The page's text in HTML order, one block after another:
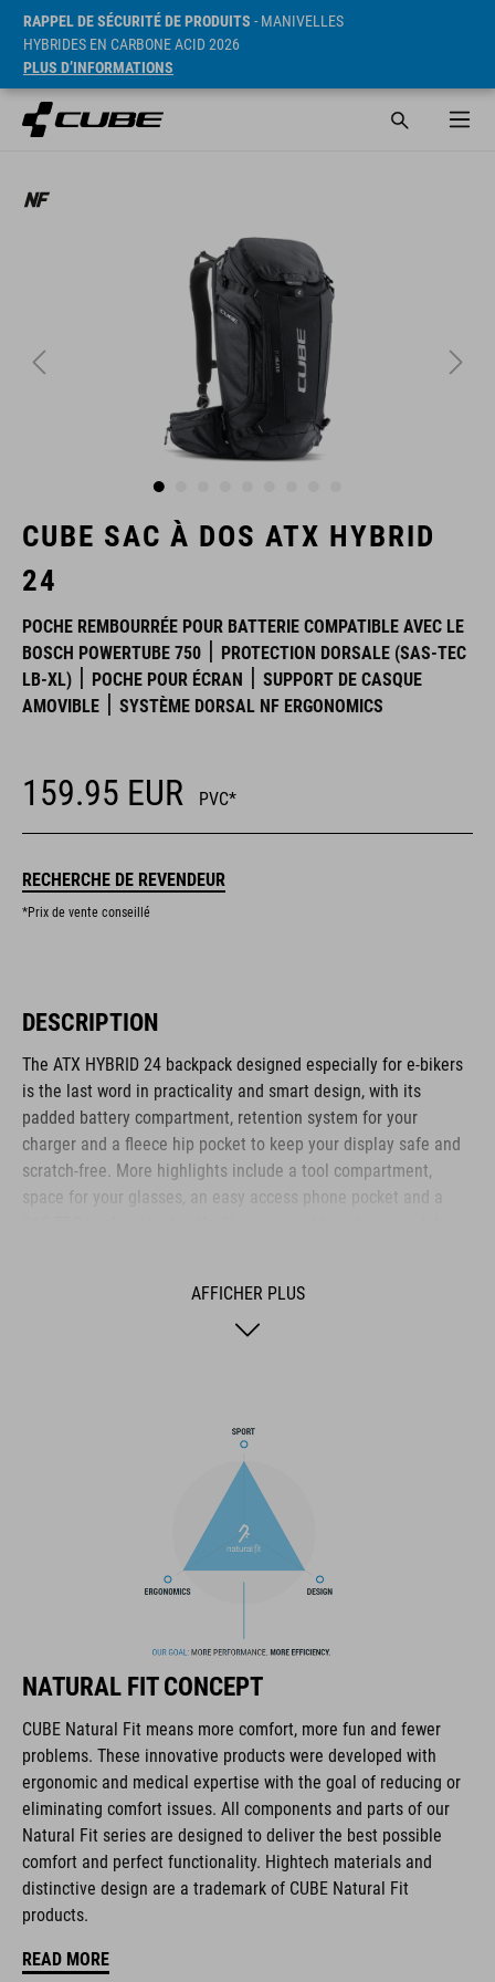
RAPPEL DE SÉCURITÉ DE PRODUITS - MANIVELLES
HYBRIDES EN CARBONE ACID 2026
PLUS D’INFORMATIONS
CUBE SAC À DOS ATX HYBRID
24
POCHE REMBOURRÉE POUR BATTERIE COMPATIBLE AVEC LE
BOSCH POWERTUBE 750
PROTECTION DORSALE (SAS-TEC
LB-XL)
POCHE POUR ÉCRAN
SUPPORT DE CASQUE
AMOVIBLE
SYSTÈME DORSAL NF ERGONOMICS
159.95 EUR PVC*
RECHERCHE DE REVENDEUR
*Prix de vente conseillé
DESCRIPTION
The ATX HYBRID 24 backpack designed especially for e-bikers
is the last word in practicality and smart design, with its
padded battery compartment, retention system for your
charger and a fleece hip pocket to keep your display safe and
scratch-free. More highlights include a tool compartment,
space for your glasses, an easy access phone pocket and a
La marque CUBE est synonyme de produits innovants et de
haute qualité qui sont toujours orientés sur les tendances
actuelles. Les produits sont parfaitement ajustés les uns aux
autres par la coopération étroite des designers dans le
développement des accessoires et des vélos et engendrent
padded battery pocket compatible with Bosch Powertube 750
back protector (SAS-Tec LB-XL)
display pocket
removable helmet holder
hydration bladder compatible
AFFICHER PLUS
NATURAL FIT CONCEPT
CUBE Natural Fit means more comfort, more fun and fewer
problems. These innovative products were developed with
ergonomic and medical expertise with the goal of reducing or
eliminating comfort issues. All components and parts of our
Natural Fit series are designed to deliver the best possible
comfort and perfect functionality. Hightech materials and
distinctive design are a trademark of CUBE Natural Fit
products.
READ MORE